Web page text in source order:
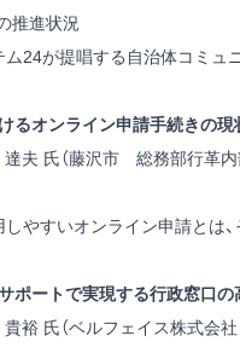
推進状況
ム24が提唱する自治体コミュ
るオンライン申請手続きの現
達夫 氏（藤沢市 総務部行革
しやすいオンライン申請とは
ポートで実現する行政窓口の
裕 氏（ベルフェイス株式会